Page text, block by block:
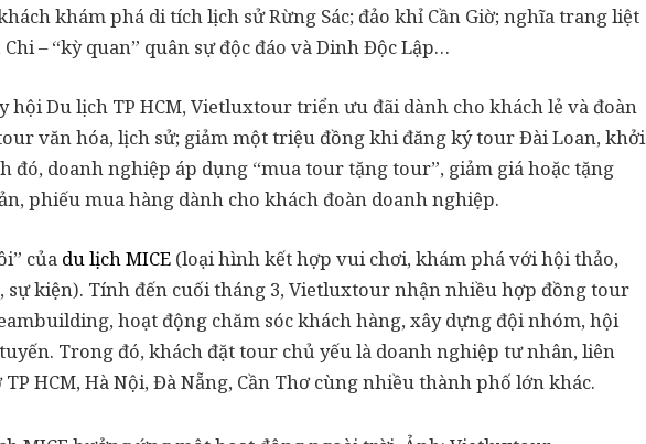
khám phá di tích lịch sử Rừng Sác; đảo khỉ Cần Giờ; nghĩa trang liệt
Chi – “kỳ quan” quân sự độc đáo và Dinh Độc Lập…
hội Du lịch TP HCM, Vietluxtour triển ưu đãi dành cho khách lẻ và đoàn
văn hóa, lịch sử; giảm một triệu đồng khi đăng ký tour Đài Loan, khởi
đó, doanh nghiệp áp dụng “mua tour tặng tour”, giảm giá hoặc tặng
phiếu mua hàng dành cho khách đoàn doanh nghiệp.
của du lịch MICE(loại hình kết hợp vui chơi, khám phá với hội thảo,
kiện). Tính đến cuối tháng 3, Vietluxtour nhận nhiều hợp đồng tour
hoạt động chăm sóc khách hàng, xây dựng đội nhóm, hội
Trong đó, khách đặt tour chủ yếu là doanh nghiệp tư nhân, liên
HCM, Hà Nội, Đà Nẵng, Cần Thơ cùng nhiều thành phố lớn khác.